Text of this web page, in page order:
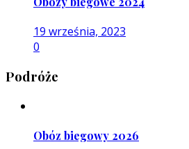
19 września, 2023
0
Podróże
Obóz biegowy 2026